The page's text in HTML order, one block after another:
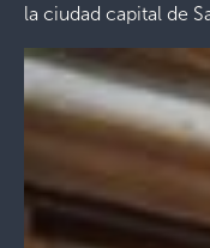
la ciudad capital de